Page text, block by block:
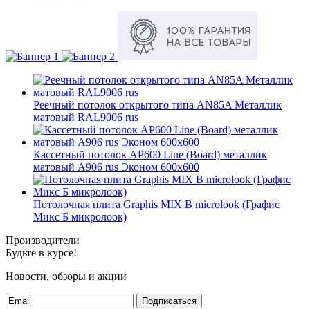
Реечный потолок открытого типа AN85A Металлик
матовый RAL9006 rus
Кассетный потолок AP600 Line (Board) металлик
матовый А906 rus Эконом 600x600
Потолочная плита Graphis MIX B microlook (Графис
Микс Б микролоок)
Производители
Будьте в курсе!
Новости, обзоры и акции
Подписаться